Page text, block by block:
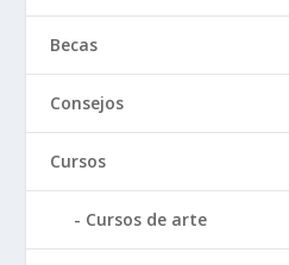
Becas
Consejos
Cursos
Cursos de arte